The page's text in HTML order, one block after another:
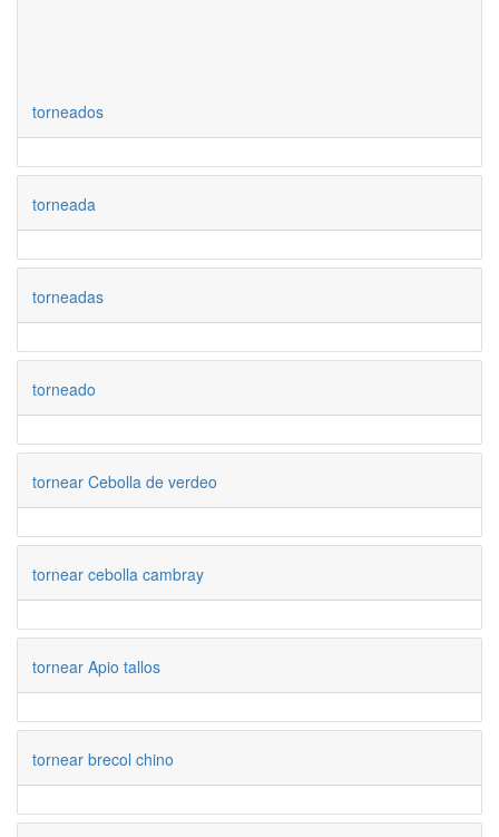
torneados
torneada
torneadas
torneado
tornear Cebolla de verdeo
tornear cebolla cambray
tornear Apio tallos
tornear brecol chino